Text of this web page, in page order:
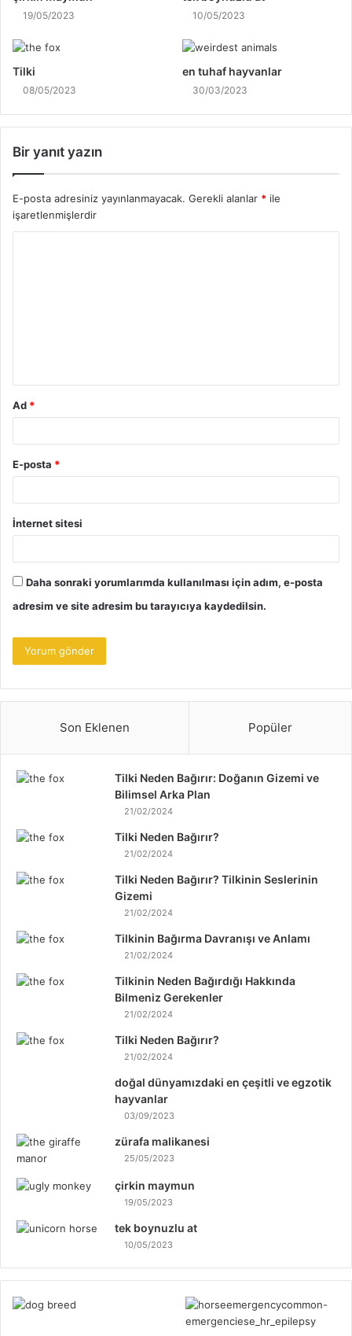
19/05/2023 10/05/2023
Tilki
08/05/2023
en tuhaf hayvanlar
30/03/2023
Bir yanıt yazın
E-posta adresiniz yayınlanmayacak. Gerekli alanlar * ile
işaretlenmişlerdir
Ad *
E-posta *
İnternet sitesi
Daha sonraki yorumlarımda kullanılması için adım, e-posta
adresim ve site adresim bu tarayıcıya kaydedilsin.
Son Eklenen Popüler
Tilki Neden Bağırır: Doğanın Gizemi ve
Bilimsel Arka Plan
21/02/2024
Tilki Neden Bağırır?
21/02/2024
Tilki Neden Bağırır? Tilkinin Seslerinin
Gizemi
21/02/2024
Tilkinin Bağırma Davranışı ve Anlamı
21/02/2024
Tilkinin Neden Bağırdığı Hakkında
Bilmeniz Gerekenler
21/02/2024
Tilki Neden Bağırır?
21/02/2024
doğal dünyamızdaki en çeşitli ve egzotik
hayvanlar
03/09/2023
zürafa malikanesi
25/05/2023
çirkin maymun
19/05/2023
tek boynuzlu at
10/05/2023